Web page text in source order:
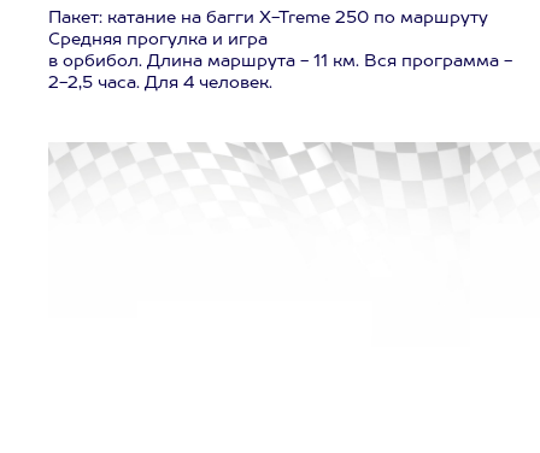
Пакет: катание на багги X-Treme 250 по маршруту
Средняя прогулка и игра
в орбибол. Длина маршрута - 11 км. Вся программа -
2-2,5 часа. Для 4 человек.